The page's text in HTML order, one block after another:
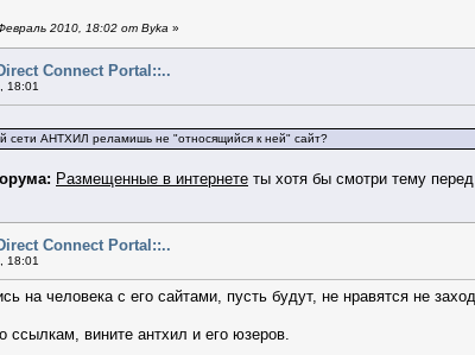
2010, 18:02 от Byka »
Connect Portal::..
18:01
сети АНТХИЛ реламишь не "относящийся к ней" сайт?
Размещенные в интернете ты хотя бы смотри тему
Connect Portal::..
18:01
на человека с его сайтами, пусть будут, не нравятся не
ссылкам, вините антхил и его юзеров.